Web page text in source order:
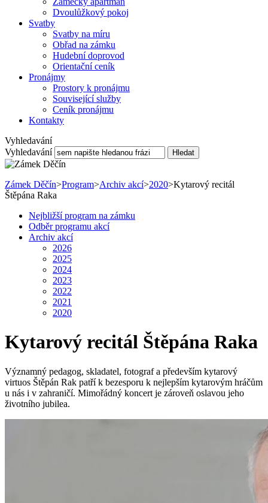
Dvoulůžkový pokoj
Svatby
Svatby na míru
Obřad na zámku
Hudební doprovod
Orientační ceník
Pronájmy
Prostory k pronájmu
Související služby
Ceník pronájmu
Kontakty
Vyhledavání
Vyhledavání
Hledat
Zámek Děčín>Program>Archiv akcí>2020>Kytarový recitál
Štěpána Raka
Nejbližší program na zámku
Odběr programu akcí
Archiv akcí
2026
2025
2024
2023
2022
2021
2020
Kytarový recitál Štěpána Raka
Významný pedagog, skladatel, fotograf a především kytarový
virtuos Štěpán Rak patří k bezesporu k nejlepším kytarovým hráčům
u nás i v zahraničí. Mimořádný koncert je zároveň oslavou jeho
životního jubilea.